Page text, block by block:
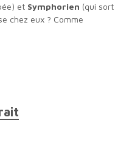
et Symphorien (qui sort
chez eux ? Comme